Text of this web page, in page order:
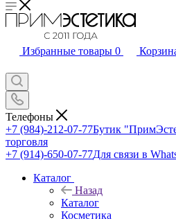
Избранные товары 0
Телефоны
+7 (984)-212-07-77Бутик
торговля
+7 (914)-650-07-77Для связи в
Каталог
Назад
Каталог
Косметика